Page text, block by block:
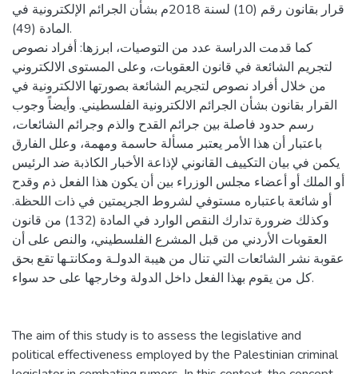
قرار بقانون رقم (10) لسنة 2018م بشأن الجرائم الإلكترونية في
المادة (49).
كما قدمت الدراسة عدد من التوصيات، ابرزها: أفراد نصوص
لتجريم الشائعة في قانون العقوبات، وعلى المستوى الالكتروني
من خلال أفراد نصوص لتجريم الشائعة بصورتها الالكترونية في
القرار بقانون بشأن الجرائم الالكترونية الفلسطيني. وأيضاً وجوب
رسم حدود فاصلة بين جرائم القدح والذم وجرائم الشائعات،
باعتبار أن هذا الأمر يعتبر مسألة حاسمة ومهمة، وعلل الفارق
يكمن في بيان التكييف القانوني لإذاعة الأخبار الكاذبة ضد الرئيس
أو الملك أو أعضاء مجلس الوزراء بين أن يكون هذا الفعل ذم وقدح
أو شائعة باعتباره مستوفي لشروط الجريمتين في ذات اللحظة.
وكذلك ضرورة تدارك النقص الوارد في المادة (132) من قانون
العقوبات الأردني من قبل المشرع الفلسطيني، والنص على أن
عقوبة نشر الشائعات التي تنال من هيبة الدولـة ومكانتـها تقع بحق
كل من يقوم بهذا الفعل داخل الدولة وخارجها على حد سواء.
The aim of this study is to assess the legislative and
political effectiveness employed by the Palestinian criminal